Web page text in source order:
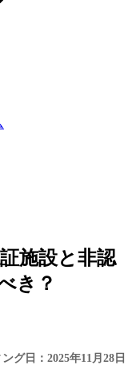
施設と非認
き？
グ日：2025年11月28日